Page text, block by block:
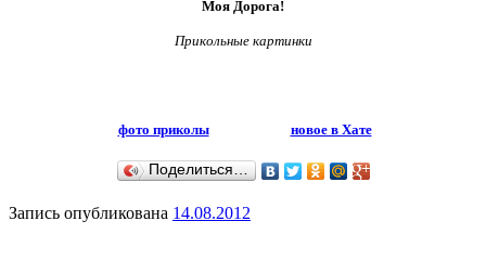
Моя Дорога!
Прикольные картинки
фото приколы новое в Хате
Поделиться…
Запись опубликована 14.08.2012